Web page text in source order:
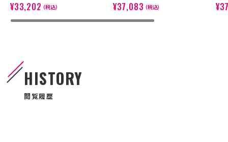
¥33,202（税込） ¥37,083（税込）
HISTORY
閲覧履歴